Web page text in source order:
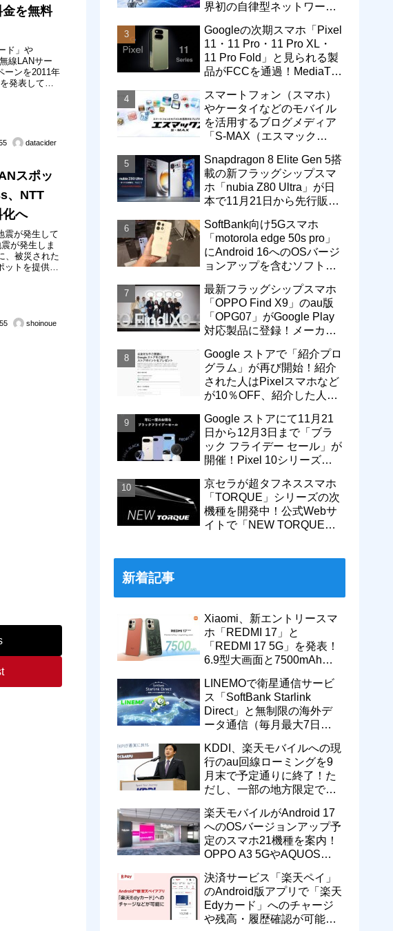
を無料
ド」や
線LANサー
ーンを2011年
発表してい
datacider
スポッ
、NTT
化へ
震が発生して
が発生しま
、被災された
ットを提供し
shoinoue
界初の自律型ネットワーク
通信品質も改善
Googleの次期スマホ「Pixel
11・11 Pro・11 Pro XL・
11 Pro Fold」と見られる製
品がFCCを通過！MediaTek
スマートフォン（スマホ）
やケータイなどのモバイル
を活用するブログメディア
「S-MAX（エスマック
Snapdragon 8 Elite Gen 5搭
載の新フラッグシップスマ
ホ「nubia Z80 Ultra」が日
本で11月21日から先行販
SoftBank向け5Gスマホ
「motorola edge 50s pro」
にAndroid 16へのOSバージ
ョンアップを含むソフトウ
最新フラッグシップスマホ
「OPPO Find X9」のau版
「OPG07」がGoogle Play
対応製品に登録！メーカー
売へ
Google ストアで「紹介プロ
グラム」が再び開始！紹介
された人はPixelスマホなど
が10％OFF、紹介した人は
ト付与
Google ストアにて11月21
日から12月3日まで「ブラ
ック フライデー セール」が
開催！Pixel 10シリーズや
に
京セラが超タフネススマホ
「TORQUE」シリーズの次
機種を開発中！公式Webサ
イトで「NEW TORQUE」
新着記事
Xiaomi、新エントリースマ
ホ「REDMI 17」と
「REDMI 17 5G」を発表！
6.9型大画面と7500mAhバ
でも発売予定
LINEMOで衛星通信サービ
ス「SoftBank Starlink
Direct」と無制限の海外デ
ータ通信（毎月最大7日
から利用可能
KDDI、楽天モバイルへの現
行のau回線ローミングを9
月末で予定通りに終了！た
だし、一部の地方限定では
維持に協力へ
楽天モバイルがAndroid 17
へのOSバージョンアップ予
定のスマホ21機種を案内！
OPPO A3 5GやAQUOS
対象
決済サービス「楽天ペイ」
のAndroid版アプリで「楽天
Edyカード」へのチャージ
や残高・履歴確認が可能